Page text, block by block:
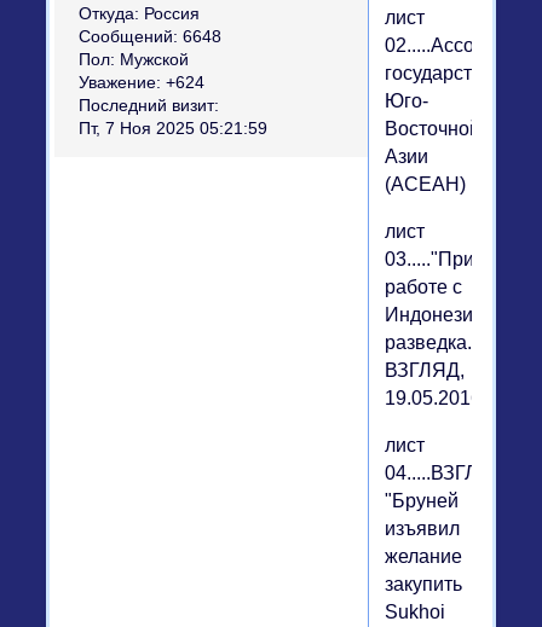
Откуда: Россия
Сообщений: 6648
Пол: Мужской
Уважение: +624
Последний визит:
Пт, 7 Ноя 2025 05:21:59
лист
02.....Ассоциация
государств
Юго-
Восточной
Азии
(АСЕАН)
лист
03....."При
работе с
Индонезией
разведка...",
ВЗГЛЯД,
19.05.2016
лист
04.....ВЗГЛЯД,
"Бруней
изъявил
желание
закупить
Sukhoi